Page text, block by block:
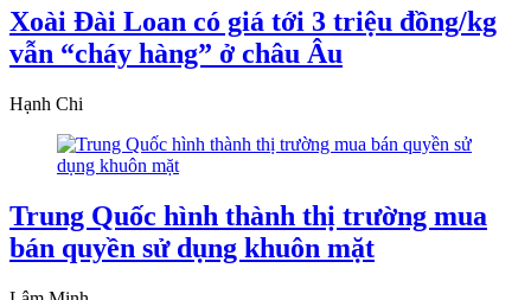
Xoài Đài Loan có giá tới 3 triệu đồng/kg
vẫn “cháy hàng” ở châu Âu
Hạnh Chi
Trung Quốc hình thành thị trường mua
bán quyền sử dụng khuôn mặt